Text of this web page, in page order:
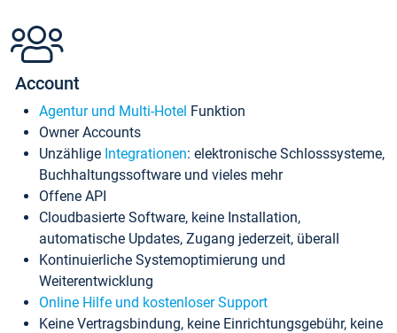
Account
Agentur und Multi-Hotel Funktion
Owner Accounts
Unzählige Integrationen: elektronische Schlosssysteme,
Buchhaltungssoftware und vieles mehr
Offene API
Cloudbasierte Software, keine Installation,
automatische Updates, Zugang jederzeit, überall
Kontinuierliche Systemoptimierung und
Weiterentwicklung
Online Hilfe und kostenloser Support
Keine Vertragsbindung, keine Einrichtungsgebühr, keine